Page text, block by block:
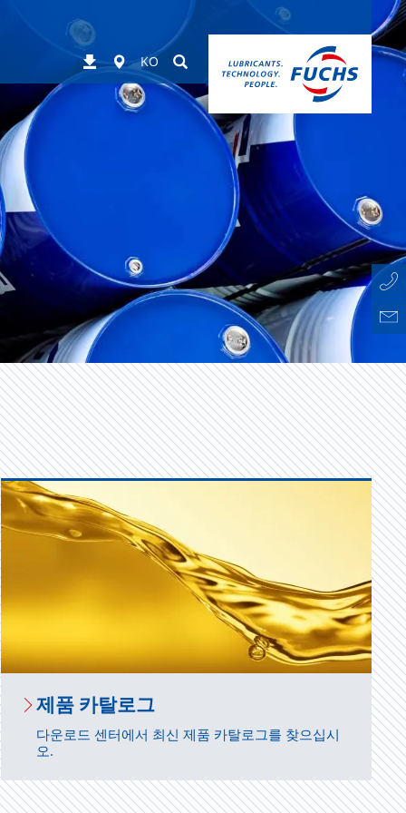
Downloads
Worldwide
KO Suchen
제품 카탈로그
다운로드 센터에서 최신 제품 카탈로그를 찾으십시
오.